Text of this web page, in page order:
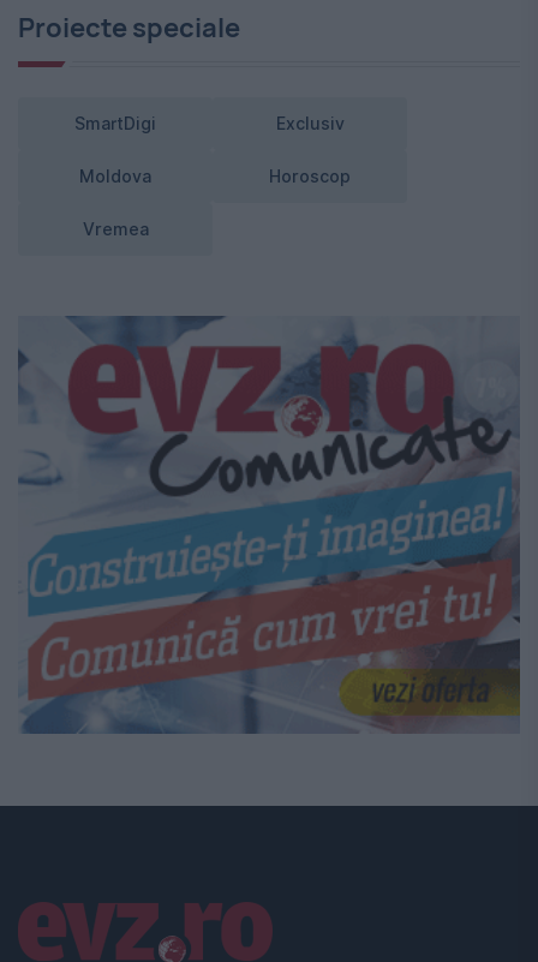
Proiecte speciale
SmartDigi Exclusiv
Moldova Horoscop
Vremea
Linkuri utile